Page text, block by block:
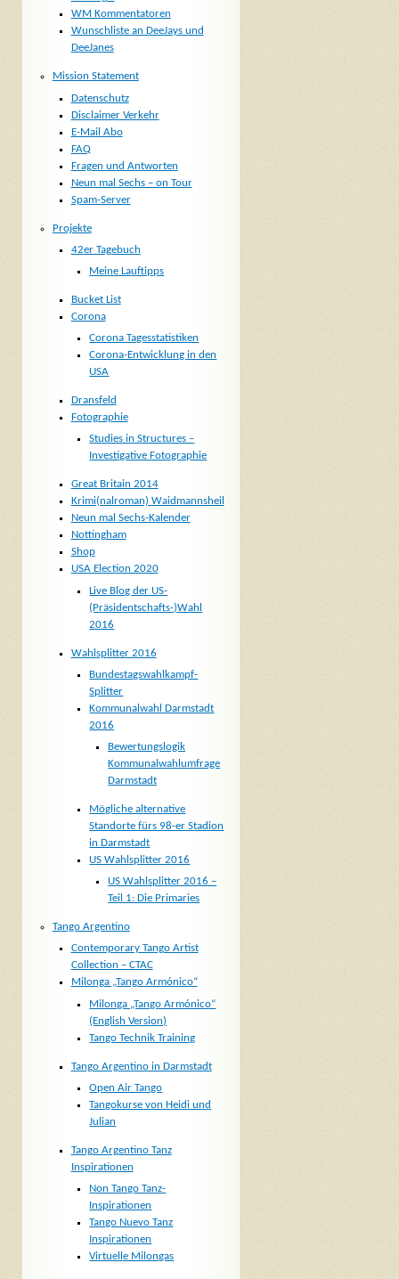
WM Kommentatoren
Wunschliste an DeeJays und
DeeJanes
Mission Statement
Datenschutz
Disclaimer Verkehr
E-Mail Abo
FAQ
Fragen und Antworten
Neun mal Sechs – on Tour
Spam-Server
Projekte
42er Tagebuch
Meine Lauftipps
Bucket List
Corona
Corona Tagesstatistiken
Corona-Entwicklung in den
USA
Dransfeld
Fotographie
Studies in Structures –
Investigative Fotographie
Great Britain 2014
Krimi(nalroman) Waidmannsheil
Neun mal Sechs-Kalender
Nottingham
Shop
USA Election 2020
Live Blog der US-
(Präsidentschafts-)Wahl
2016
Wahlsplitter 2016
Bundestagswahlkampf-
Splitter
Kommunalwahl Darmstadt
2016
Bewertungslogik
Kommunalwahlumfrage
Darmstadt
Mögliche alternative
Standorte fürs 98-er Stadion
in Darmstadt
US Wahlsplitter 2016
US Wahlsplitter 2016 –
Teil 1: Die Primaries
Tango Argentino
Contemporary Tango Artist
Collection – CTAC
Milonga „Tango Armónico“
Milonga „Tango Armónico“
(English Version)
Tango Technik Training
Tango Argentino in Darmstadt
Open Air Tango
Tangokurse von Heidi und
Julian
Tango Argentino Tanz
Inspirationen
Non Tango Tanz-
Inspirationen
Tango Nuevo Tanz
Inspirationen
Virtuelle Milongas